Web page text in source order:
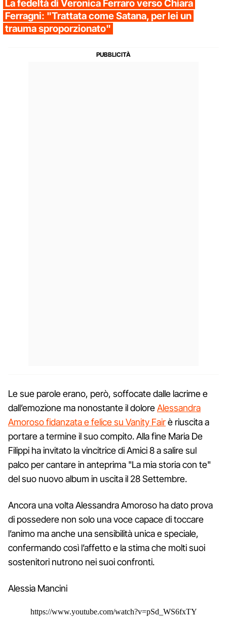
La fedeltà di Veronica Ferraro verso Chiara
Ferragni: "Trattata come Satana, per lei un
trauma sproporzionato"
Le sue parole erano, però, soffocate dalle lacrime e
dall’emozione ma nonostante il doloreAlessandra
Amoroso fidanzata e felice su Vanity Fairè riuscita a
portare a termine il suo compito. Alla fine Maria De
Filippi ha invitato la vincitrice di Amici 8 a salire sul
palco per cantare in anteprima "La mia storia con te"
del suo nuovo album in uscita il 28 Settembre.
Ancora una volta Alessandra Amoroso ha dato prova
di possedere non solo una voce capace di toccare
l’animo ma anche una sensibilità unica e speciale,
confermando così l’affetto e la stima che molti suoi
sostenitori nutrono nei suoi confronti.
Alessia Mancini
https://www.youtube.com/watch?v=pSd_WS6fxTY